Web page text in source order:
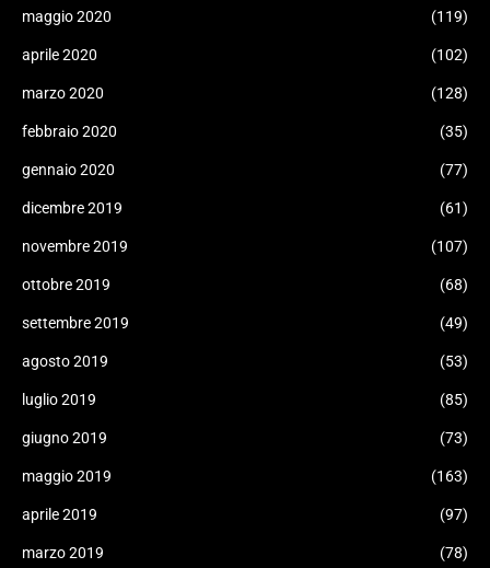
maggio 2020 (119)
aprile 2020 (102)
marzo 2020 (128)
febbraio 2020 (35)
gennaio 2020 (77)
dicembre 2019 (61)
novembre 2019 (107)
ottobre 2019 (68)
settembre 2019 (49)
agosto 2019 (53)
luglio 2019 (85)
giugno 2019 (73)
maggio 2019 (163)
aprile 2019 (97)
marzo 2019 (78)